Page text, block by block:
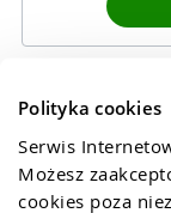
Polityka cookies
Serwis
Możesz
cookies poza